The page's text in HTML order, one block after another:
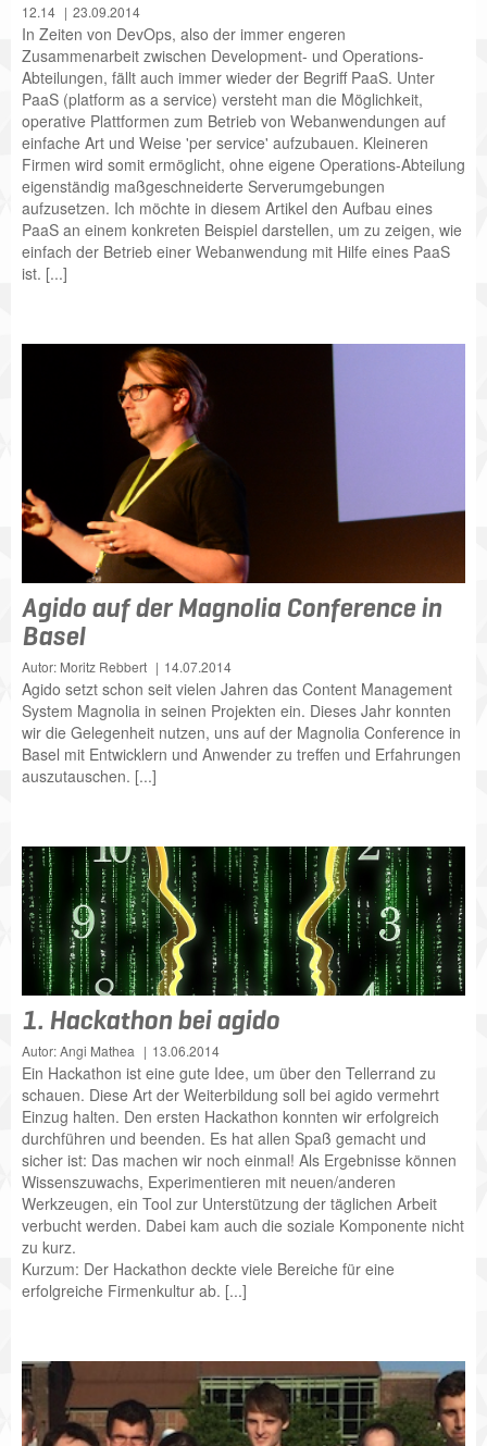
12.14
23.09.2014
In Zeiten von DevOps, also der immer engeren
Zusammenarbeit zwischen Development- und Operations-
Abteilungen, fällt auch immer wieder der Begriff PaaS. Unter
PaaS (platform as a service) versteht man die Möglichkeit,
operative Plattformen zum Betrieb von Webanwendungen auf
einfache Art und Weise 'per service' aufzubauen. Kleineren
Firmen wird somit ermöglicht, ohne eigene Operations-Abteilung
eigenständig maßgeschneiderte Serverumgebungen
aufzusetzen. Ich möchte in diesem Artikel den Aufbau eines
PaaS an einem konkreten Beispiel darstellen, um zu zeigen, wie
einfach der Betrieb einer Webanwendung mit Hilfe eines PaaS
ist. [...]
Agido auf der Magnolia Conference in
Basel
Autor: Moritz Rebbert 14.07.2014
Agido setzt schon seit vielen Jahren das Content Management
System Magnolia in seinen Projekten ein. Dieses Jahr konnten
wir die Gelegenheit nutzen, uns auf der Magnolia Conference in
Basel mit Entwicklern und Anwender zu treffen und Erfahrungen
auszutauschen. [...]
1. Hackathon bei agido
Autor: Angi Mathea 13.06.2014
Ein Hackathon ist eine gute Idee, um über den Tellerrand zu
schauen. Diese Art der Weiterbildung soll bei agido vermehrt
Einzug halten. Den ersten Hackathon konnten wir erfolgreich
durchführen und beenden. Es hat allen Spaß gemacht und
sicher ist: Das machen wir noch einmal! Als Ergebnisse können
Wissenszuwachs, Experimentieren mit neuen/anderen
Werkzeugen, ein Tool zur Unterstützung der täglichen Arbeit
verbucht werden. Dabei kam auch die soziale Komponente nicht
zu kurz.
Kurzum: Der Hackathon deckte viele Bereiche für eine
erfolgreiche Firmenkultur ab. [...]